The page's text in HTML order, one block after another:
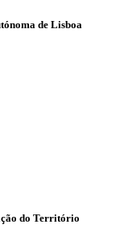
de Lisboa
do Território